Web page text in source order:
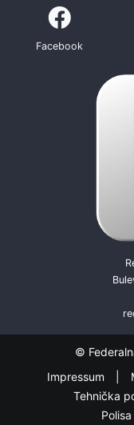
Facebook
©
Impressum
Tehnička